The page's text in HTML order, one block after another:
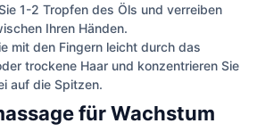
1-2 Tropfen des Öls und verreiben
Ihren Händen.
mit den Fingern leicht durch das
trockene Haar und konzentrieren Sie
auf die Spitzen.
für Wachstum